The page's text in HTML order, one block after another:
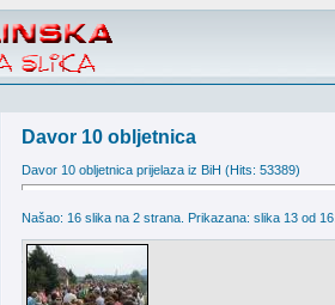
Davor 10 obljetnica
Davor 10 obljetnica prijelaza iz BiH (Hits: 53389)
Našao: 16 slika na 2 strana. Prikazana: slika 13 od 16.